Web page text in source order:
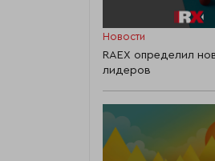
Новости
RAEX определил
лидеров